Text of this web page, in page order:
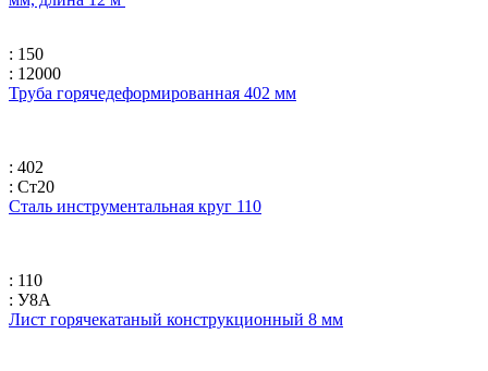
: 150
: 12000
Труба горячедеформированная 402 мм
: 402
: Ст20
Сталь инструментальная круг 110
: 110
: У8А
Лист горячекатаный конструкционный 8 мм